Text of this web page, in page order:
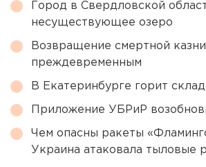
Город в Свердловской
несуществующее озеро
Возвращение смертной
преждевременным
В Екатеринбурге горит
Приложение УБРиР
Чем опасны ракеты
Украина атаковала тыловые